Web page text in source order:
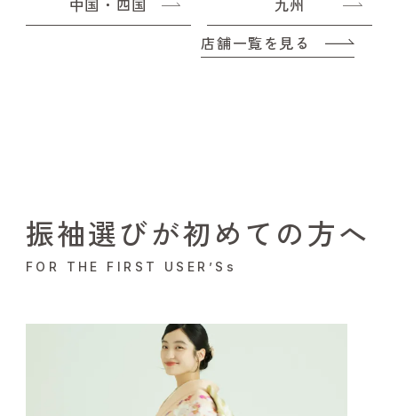
中国・四国
九州
店舗一覧を見る
振袖選びが初めての方へ
FOR THE FIRST USER’Ss